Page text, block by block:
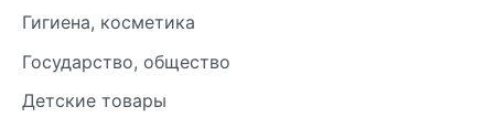
Гигиена, косметика
Государство, общество
Детские товары